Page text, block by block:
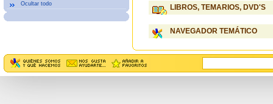
Ocultar todo
LIBROS, TEMARIOS, DVD'S
NAVEGADOR TEMÁTICO